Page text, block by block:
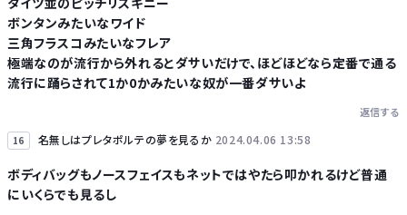
ボンタンみたいなワイド
三角フラスコみたいなフレア
極端なのが流行から外れるとダサいだけで、ほどほどなら定番で通る
流行に踊らされて1か0かみたいな奴が一番ダサいよ
返信する
16 名無しはプレタポルテの夢を見るか 2024.04.06 13:58
ボディバッグもノースフェイスもネットではやたら叩かれるけど普通
にいくらでも見るし